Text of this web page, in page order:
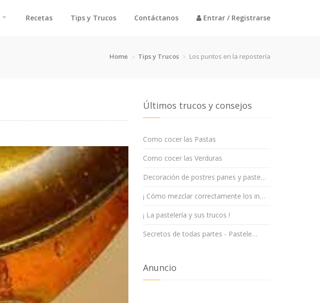
Recetas Tips y Trucos Contáctanos Entrar / Registrarse
Home Tips y Trucos Los puntos en la repostería
Últimos trucos y consejos
Como cocer las Pastas
Como cocer las Verduras
Decoración de postres panes y paste…
¡ Cómo mezclar correctamente los in…
¡ La pastelería y sus trucos !
Secretos de todas partes - Pastele…
Anuncio